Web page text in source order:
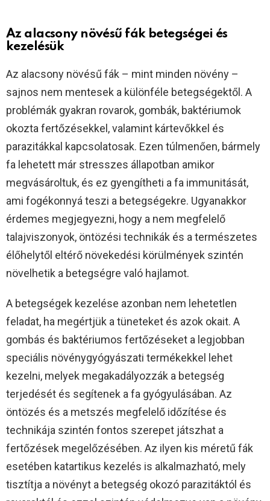
Az alacsony növésű fák betegségei és
kezelésük
Az alacsony növésű fák – mint minden növény –
sajnos nem mentesek a különféle betegségektől. A
problémák gyakran rovarok, gombák, baktériumok
okozta fertőzésekkel, valamint kártevőkkel és
parazitákkal kapcsolatosak. Ezen túlmenően, bármely
fa lehetett már stresszes állapotban amikor
megvásároltuk, és ez gyengítheti a fa immunitását,
ami fogékonnyá teszi a betegségekre. Ugyanakkor
érdemes megjegyezni, hogy a nem megfelelő
talajviszonyok, öntözési technikák és a természetes
élőhelytől eltérő növekedési körülmények szintén
növelhetik a betegségre való hajlamot.
A betegségek kezelése azonban nem lehetetlen
feladat, ha megértjük a tüneteket és azok okait. A
gombás és baktériumos fertőzéseket a legjobban
speciális növénygyógyászati termékekkel lehet
kezelni, melyek megakadályozzák a betegség
terjedését és segítenek a fa gyógyulásában. Az
öntözés és a metszés megfelelő időzítése és
technikája szintén fontos szerepet játszhat a
fertőzések megelőzésében. Az ilyen kis méretű fák
esetében katartikus kezelés is alkalmazható, mely
tisztítja a növényt a betegség okozó parazitáktól és